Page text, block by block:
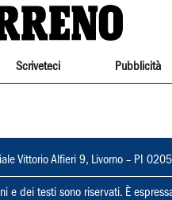
Scriveteci Pubblicità
Vittorio Alfieri 9, Livorno – PI
e dei testi sono riservati. È